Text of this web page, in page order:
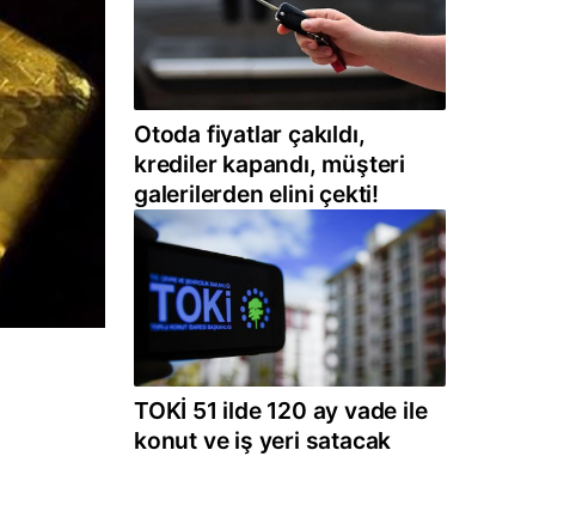
Otoda fiyatlar çakıldı,
krediler kapandı, müşteri
galerilerden elini çekti!
TOKİ 51 ilde 120 ay vade ile
konut ve iş yeri satacak